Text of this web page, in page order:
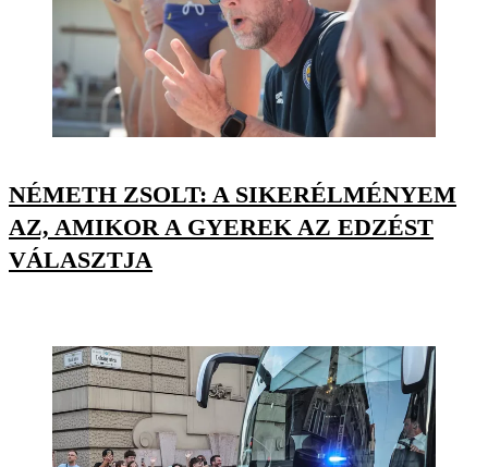
NÉMETH ZSOLT: A SIKERÉLMÉNYEM
AZ, AMIKOR A GYEREK AZ EDZÉST
VÁLASZTJA